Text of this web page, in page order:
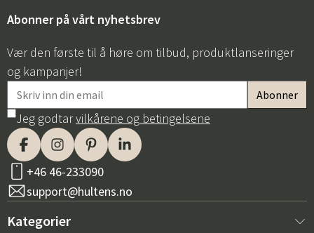
Abonner på vårt nyhetsbrev
Vær den første til å høre om tilbud, produktlanseringer
og kampanjer!
Jeg godtarvilkårene og betingelsene
+46 46-233090
support@hultens.no
Kategorier